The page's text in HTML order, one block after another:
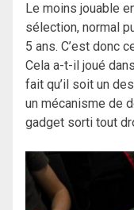
Le moins jouable
sélection, normal
5 ans. C’est donc
Cela a-t-il joué
fait qu’il soit un
un mécanisme de
gadget sorti tout